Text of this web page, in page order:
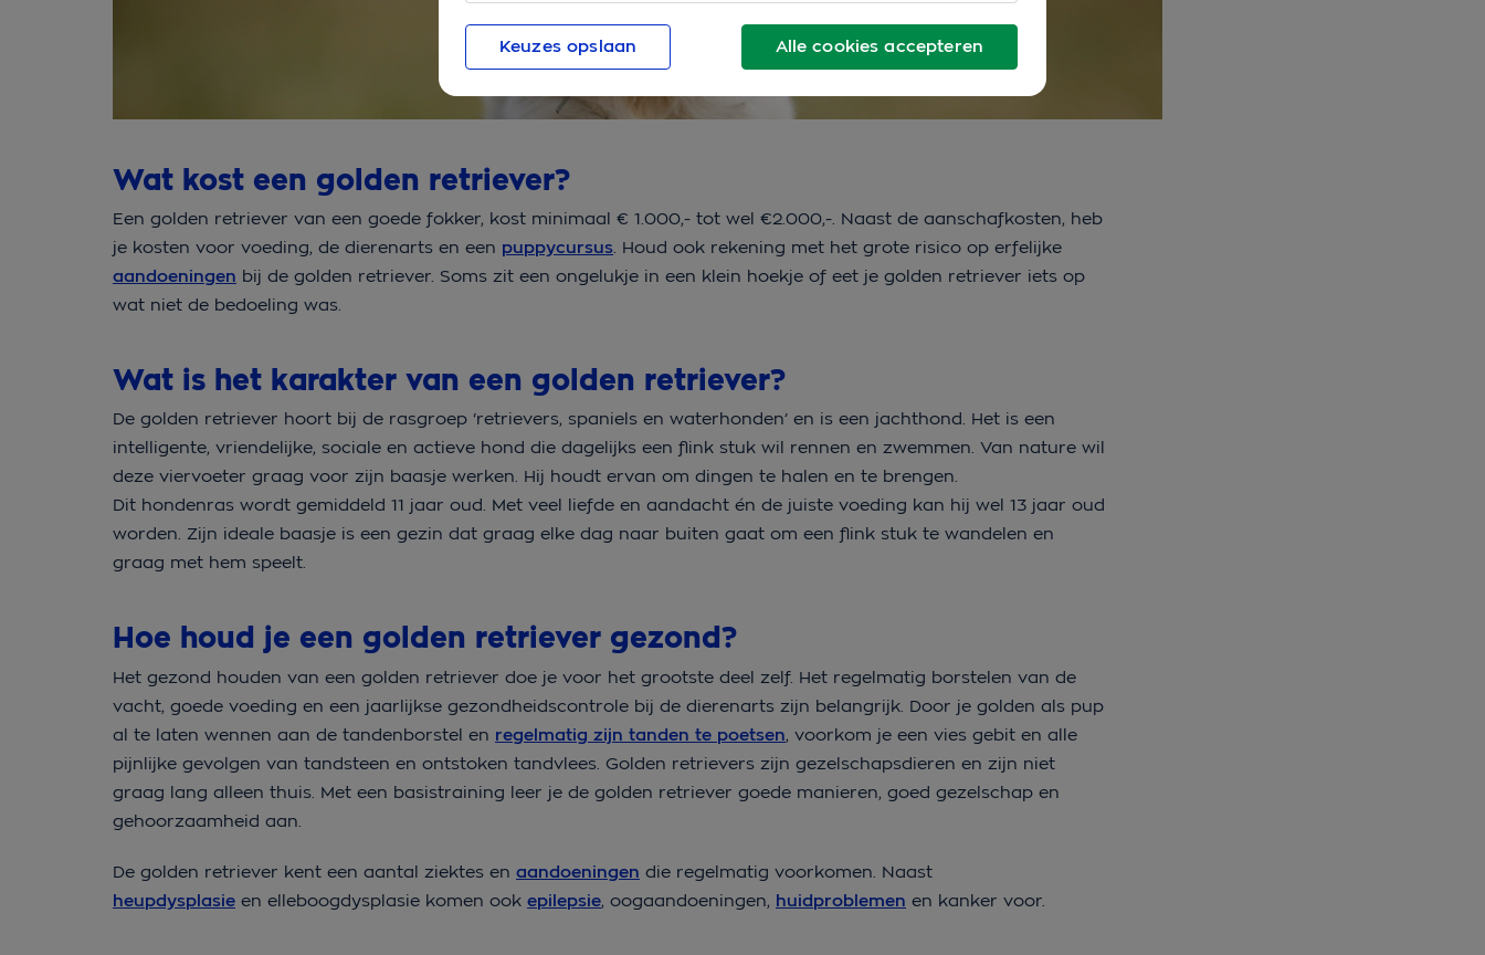
Wat kost een golden retriever?
Een golden retriever van een goede fokker, kost minimaal € 1.000,- tot wel €2.000,-. Naast de aanschafkosten, heb
je kosten voor voeding, de dierenarts en een puppycursus. Houd ook rekening met het grote risico op erfelijke
aandoeningen bij de golden retriever. Soms zit een ongelukje in een klein hoekje of eet je golden retriever iets op
wat niet de bedoeling was.
Wat is het karakter van een golden retriever?
De golden retriever hoort bij de rasgroep ‘retrievers, spaniels en waterhonden’ en is een jachthond. Het is een
intelligente, vriendelijke, sociale en actieve hond die dagelijks een flink stuk wil rennen en zwemmen. Van nature wil
deze viervoeter graag voor zijn baasje werken. Hij houdt ervan om dingen te halen en te brengen.
Dit hondenras wordt gemiddeld 11 jaar oud. Met veel liefde en aandacht én de juiste voeding kan hij wel 13 jaar oud
worden. Zijn ideale baasje is een gezin dat graag elke dag naar buiten gaat om een flink stuk te wandelen en
graag met hem speelt.
Hoe houd je een golden retriever gezond?
Het gezond houden van een golden retriever doe je voor het grootste deel zelf. Het regelmatig borstelen van de
vacht, goede voeding en een jaarlijkse gezondheidscontrole bij de dierenarts zijn belangrijk. Door je golden als pup
al te laten wennen aan de tandenborstel en regelmatig zijn tanden te poetsen, voorkom je een vies gebit en alle
pijnlijke gevolgen van tandsteen en ontstoken tandvlees. Golden retrievers zijn gezelschapsdieren en zijn niet
graag lang alleen thuis. Met een basistraining leer je de golden retriever goede manieren, goed gezelschap en
gehoorzaamheid aan.
De golden retriever kent een aantal ziektes en aandoeningen die regelmatig voorkomen. Naast
heupdysplasie en elleboogdysplasie komen ook epilepsie, oogaandoeningen, huidproblemen en kanker voor.
Alle cookies accepteren
Keuzes opslaan